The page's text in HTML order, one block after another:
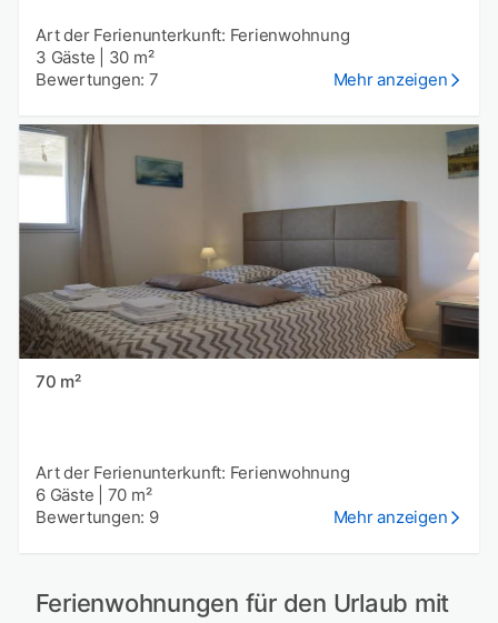
Art der Ferienunterkunft: Ferienwohnung
3 Gäste
30 m²
Bewertungen: 7
Mehr anzeigen
70 m²
Art der Ferienunterkunft: Ferienwohnung
6 Gäste
70 m²
Bewertungen: 9
Mehr anzeigen
Ferienwohnungen für den Urlaub mit